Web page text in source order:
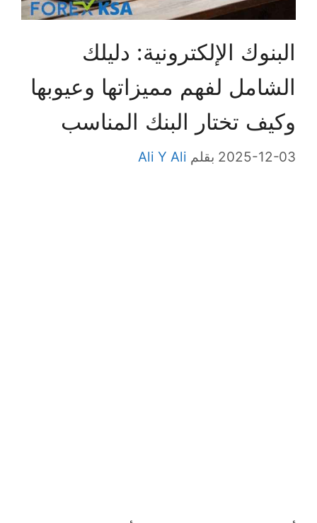
البنوك الإلكترونية: دليلك
الشامل لفهم مميزاتها وعيوبها
وكيف تختار البنك المناسب
2025-12-03 بقلم Ali Y Ali